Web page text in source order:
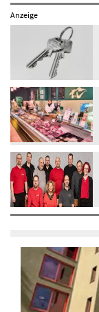
Anzeige